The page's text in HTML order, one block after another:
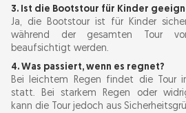
3. Ist die Bootstour für Kinder
Ja, die Bootstour ist für Kinder
während der gesamten Tour
beaufsichtigt werden.
4. Was passiert, wenn es regnet?
Bei leichtem Regen findet die Tour
statt. Bei starkem Regen oder
kann die Tour jedoch aus